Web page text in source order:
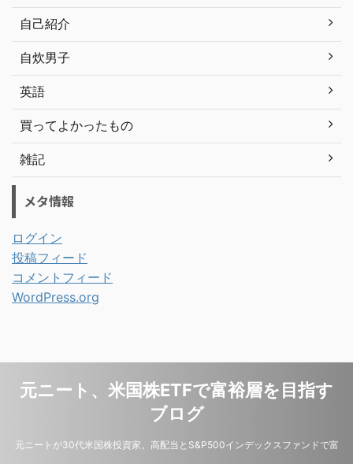
自己紹介
自炊男子
英語
買ってよかったもの
雑記
メタ情報
ログイン
投稿フィード
コメントフィード
WordPress.org
元ニート、米国株ETFで富裕層を目指す
ブログ
元ニートが30代米国株投資家。高配当とS&P500インデックスファンドで富